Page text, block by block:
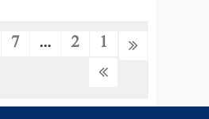
1
2
...
7